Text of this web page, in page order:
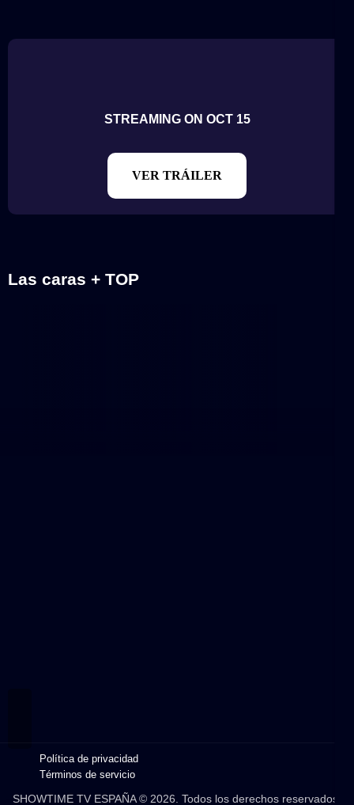
STREAMING ON OCT 15
VER TRÁILER
Las caras + TOP
Política de privacidad
Términos de servicio
SHOWTIME TV ESPAÑA © 2026. Todos los derechos reservados.